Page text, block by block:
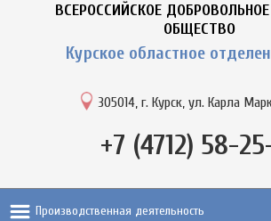
ВСЕРОССИЙСКОЕ
ОБЩЕСТВО
Курское областное
305014, г. Курск, ул. Карла
+7 (4712) 58-
Производственная деятельность